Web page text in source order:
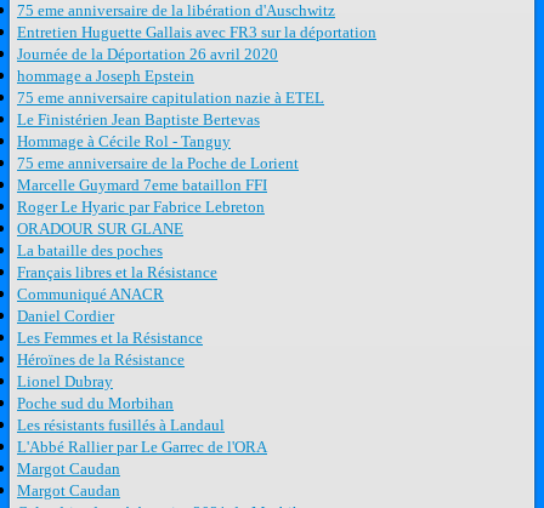
75 eme anniversaire de la libération d'Auschwitz
Entretien Huguette Gallais avec FR3 sur la déportation
Journée de la Déportation 26 avril 2020
hommage a Joseph Epstein
75 eme anniversaire capitulation nazie à ETEL
Le Finistérien Jean Baptiste Bertevas
Hommage à Cécile Rol - Tanguy
75 eme anniversaire de la Poche de Lorient
Marcelle Guymard 7eme bataillon FFI
Roger Le Hyaric par Fabrice Lebreton
ORADOUR SUR GLANE
La bataille des poches
Français libres et la Résistance
Communiqué ANACR
Daniel Cordier
Les Femmes et la Résistance
Héroïnes de la Résistance
Lionel Dubray
Poche sud du Morbihan
Les résistants fusillés à Landaul
L'Abbé Rallier par Le Garrec de l'ORA
Margot Caudan
Margot Caudan